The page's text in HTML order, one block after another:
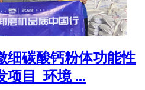
细碳酸钙粉体功能性
项目_环境 ...